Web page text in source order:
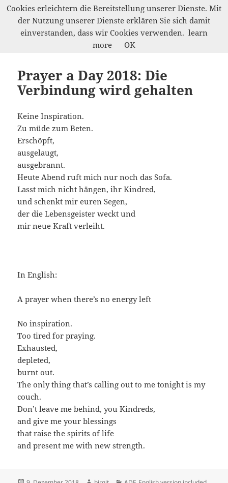
Werkelwald
Prayer a Day 2018: Die
Verbindung wird gehalten
Keine Inspiration.
Zu müde zum Beten.
Erschöpft,
ausgelaugt,
ausgebrannt.
Heute Abend ruft mich nur noch das Sofa.
Lasst mich nicht hängen, ihr Kindred,
und schenkt mir euren Segen,
der die Lebensgeister weckt und
mir neue Kraft verleiht.
In English:
A prayer when there’s no energy left
No inspiration.
Too tired for praying.
Exhausted,
depleted,
burnt out.
The only thing that’s calling out to me tonight is my
couch.
Don’t leave me behind, you Kindreds,
and give me your blessings
that raise the spirits of life
and present me with new strength.
Cookies erleichtern die Bereitstellung unserer Dienste. Mit
der Nutzung unserer Dienste erklären Sie sich damit
einverstanden, dass wir Cookies verwenden. learn
more
OK